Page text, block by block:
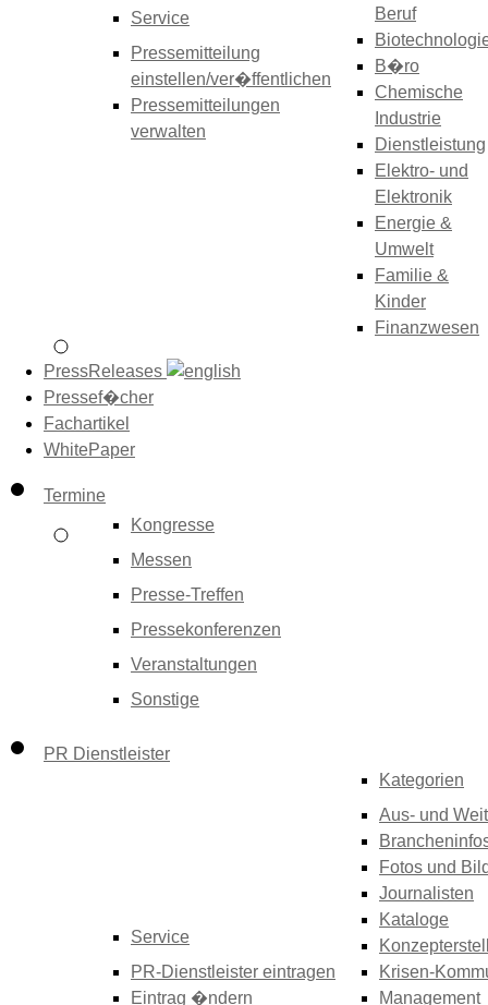
Service
Pressemitteilung
einstellen/ver�ffentlichen
Pressemitteilungen
verwalten
Beruf
B�ro
Chemische
Industrie
Dienstleistung
Elektro- und
Elektronik
Energie &
Umwelt
Familie &
Kinder
Finanzwesen
PressReleases
Pressef�cher
Fachartikel
WhitePaper
Termine
Kongresse
Messen
Presse-Treffen
Pressekonferenzen
Veranstaltungen
Sonstige
PR Dienstleister
Service
PR-Dienstleister eintragen
Eintrag �ndern
Kategorien
Aus- und
Fotos und
Journalisten
Kataloge
Krisen-
Management